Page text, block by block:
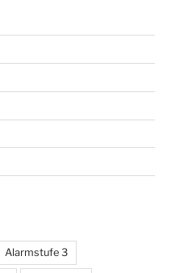
Alarmstufe 3